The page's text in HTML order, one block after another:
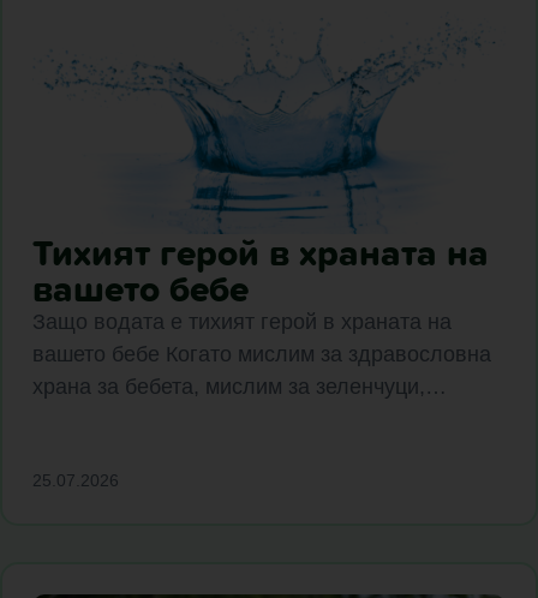
Тихият герой в храната на
вашето бебе
Защо водата е тихият герой в храната на
вашето бебе Когато мислим за здравословна
храна за бебета, мислим за зеленчуци,…
25.07.2026